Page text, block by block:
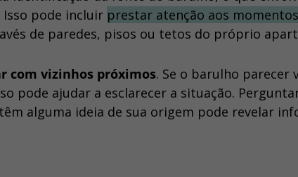
Isso pode incluir prestar atenção aos
de paredes, pisos ou tetos do próprio
com vizinhos próximos. Se o barulho parecer
pode ajudar a esclarecer a situação.
alguma ideia de sua origem pode revelar